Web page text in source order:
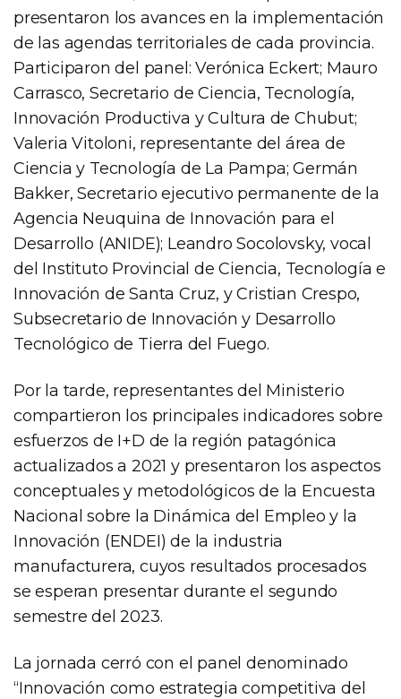
presentaron los avances en la implementación
de las agendas territoriales de cada provincia.
Participaron del panel: Verónica Eckert; Mauro
Carrasco, Secretario de Ciencia, Tecnología,
Innovación Productiva y Cultura de Chubut;
Valeria Vitoloni, representante del área de
Ciencia y Tecnología de La Pampa; Germán
Bakker, Secretario ejecutivo permanente de la
Agencia Neuquina de Innovación para el
Desarrollo (ANIDE); Leandro Socolovsky, vocal
del Instituto Provincial de Ciencia, Tecnología e
Innovación de Santa Cruz, y Cristian Crespo,
Subsecretario de Innovación y Desarrollo
Tecnológico de Tierra del Fuego.
Por la tarde, representantes del Ministerio
compartieron los principales indicadores sobre
esfuerzos de I+D de la región patagónica
actualizados a 2021 y presentaron los aspectos
conceptuales y metodológicos de la Encuesta
Nacional sobre la Dinámica del Empleo y la
Innovación (ENDEI) de la industria
manufacturera, cuyos resultados procesados
se esperan presentar durante el segundo
semestre del 2023.
La jornada cerró con el panel denominado
“Innovación como estrategia competitiva del